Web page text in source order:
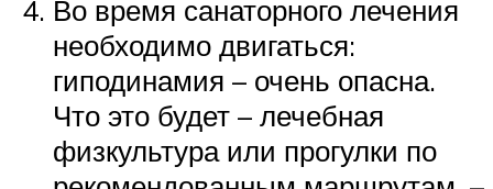
Во время санаторного лечения
необходимо двигаться:
гиподинамия – очень опасна.
Что это будет – лечебная
физкультура или прогулки по